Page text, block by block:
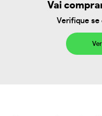
Vai
Verifique se